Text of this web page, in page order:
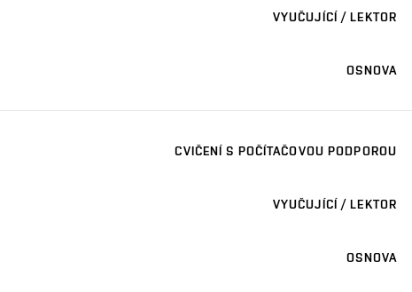
VYUČUJÍCÍ / LEKTOR
OSNOVA
CVIČENÍ S POČÍTAČOVOU PODPOROU
VYUČUJÍCÍ / LEKTOR
OSNOVA